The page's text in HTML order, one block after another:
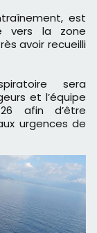
est
vers la zone
avoir recueilli
sera
et l’équipe
afin d’être
urgences de